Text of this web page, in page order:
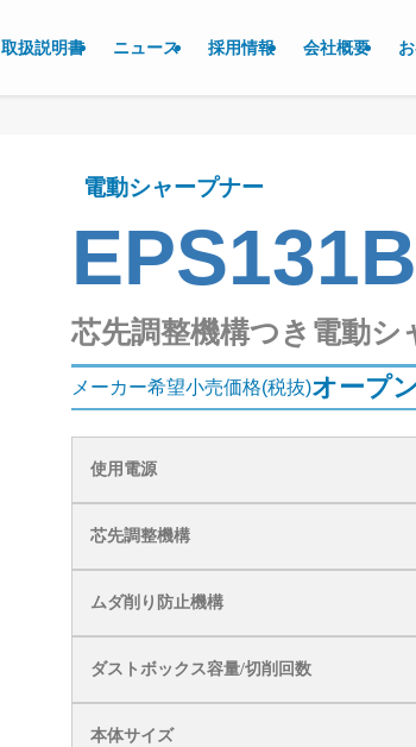
取扱説明書 ニュース 採用情報 会社概要
電動シャープナー
EPS131B
芯先調整機構つき電動シ
メーカー希望小売価格(税抜)オープ
使用電源
芯先調整機構
ムダ削り防止機構
ダストボックス容量/切削回数
本体サイズ